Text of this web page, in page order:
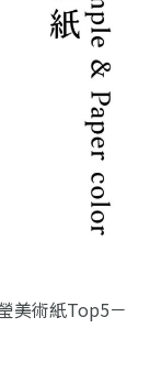
美術紙Top5－